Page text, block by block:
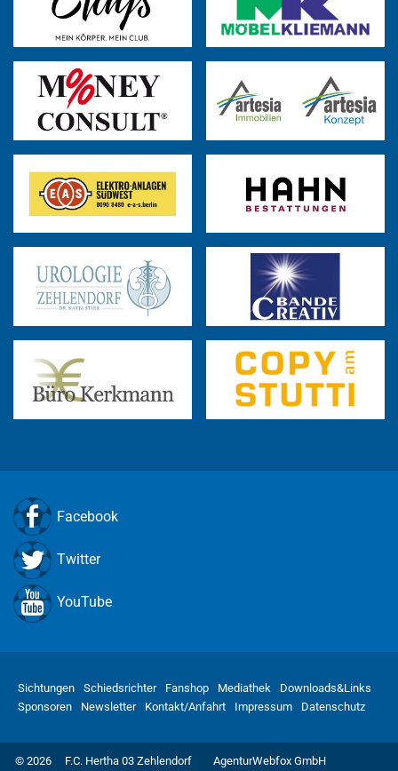
Facebook
Twitter
YouTube
Sichtungen Schiedsrichter Fanshop Mediathek
Downloads&Links
Sponsoren
Newsletter Kontakt/Anfahrt Impressum Datenschutz
© 2026 F.C. Hertha 03 Zehlendorf AgenturWebfox GmbH